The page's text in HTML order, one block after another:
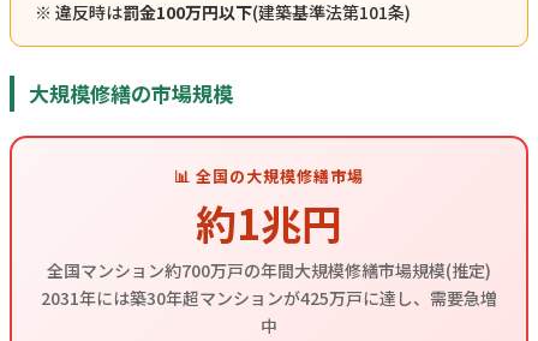
※ 違反時は罰金100万円以下(建築基準法第101条)
大規模修繕の市場規模
📊 全国の大規模修繕市場
約1兆円
全国マンション約700万戸の年間大規模修繕市場規模(推定)
2031年には築30年超マンションが425万戸に達し、需要急増
中